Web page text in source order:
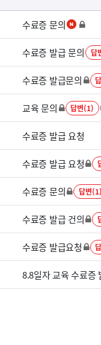
수료증 문의
수료증 발급 문의 답
수료증 발급문의
교육 문의 답변(1)
수료증 발급 요청
수료증 발급 요청
수료증 문의 답변(1)
수료증 발급 건의
수료증 발급요청
8.8일자 교육 수료증